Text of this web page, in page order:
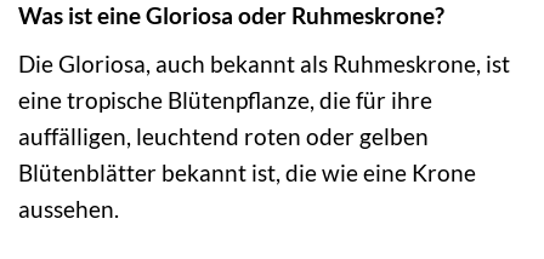
Was ist eine Gloriosa oder Ruhmeskrone?
Die Gloriosa, auch bekannt als Ruhmeskrone, ist
eine tropische Blütenpflanze, die für ihre
auffälligen, leuchtend roten oder gelben
Blütenblätter bekannt ist, die wie eine Krone
aussehen.